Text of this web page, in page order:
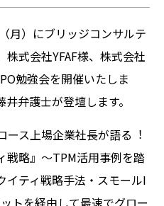
月）にブリッジコンサルテ
式会社YFAF様、株式会社
勉強会を開催いたしま
弁護士が登壇します。
ース上場企業社⻑が語る︕
戦略』〜TPM活⽤事例を踏
イティ戦略⼿法・スモールI
トを経由して最速でグロー